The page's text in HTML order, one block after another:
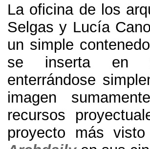
La oficina de los
Selgas y Lucía Cano
un simple
se inserta en
enterrándose
imagen
recursos
proyecto más